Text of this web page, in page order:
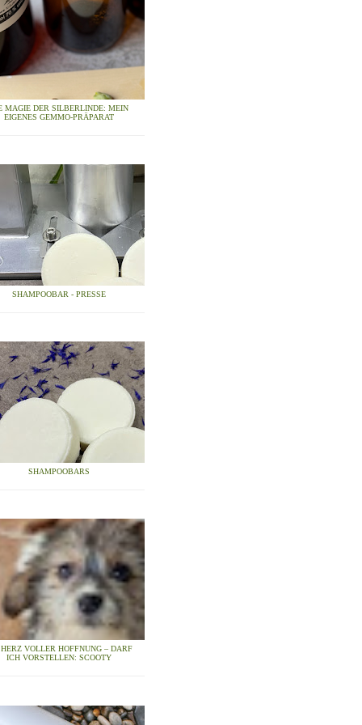
MAGIE DER SILBERLINDE: MEIN
EIGENES GEMMO-PRÄPARAT
SHAMPOOBAR - PRESSE
SHAMPOOBARS
VOLLER HOFFNUNG – DARF
ICH VORSTELLEN: SCOOTY